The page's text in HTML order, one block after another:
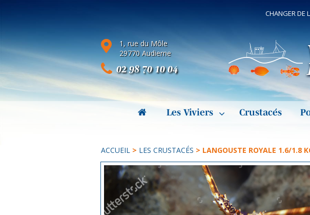
CHANGER DE
1, rue du Môle
29770 Audierne
02 98 70 10 04
Les Viviers Crustacés
ACCUEIL > LES CRUSTACÉS > LANGOUSTE ROYALE 1.6/1.8